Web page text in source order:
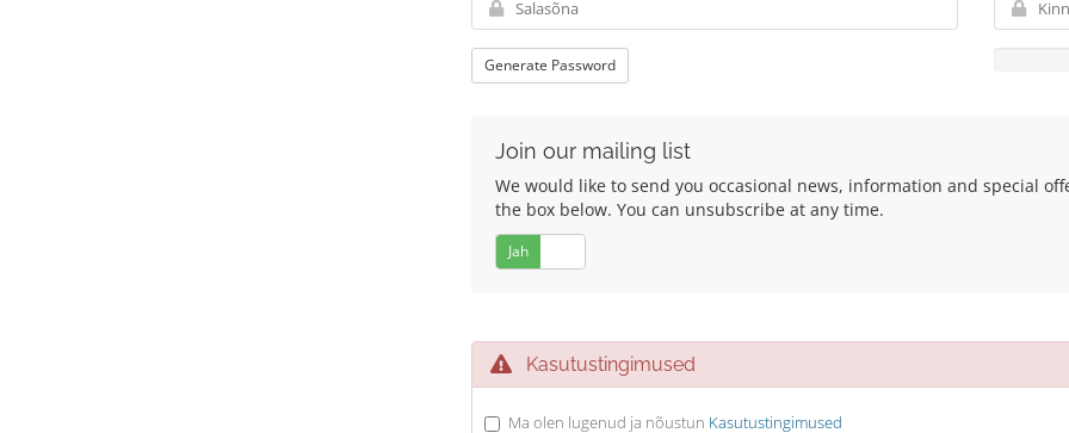
Generate Password
Join our mailing list
We would like to send you occasional news, information and special
the box below. You can unsubscribe at any time.
Jah
Kasutustingimused
Ma olen lugenud ja nõustun Kasutustingimused